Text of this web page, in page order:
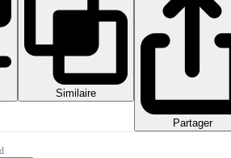
Similaire
Partager